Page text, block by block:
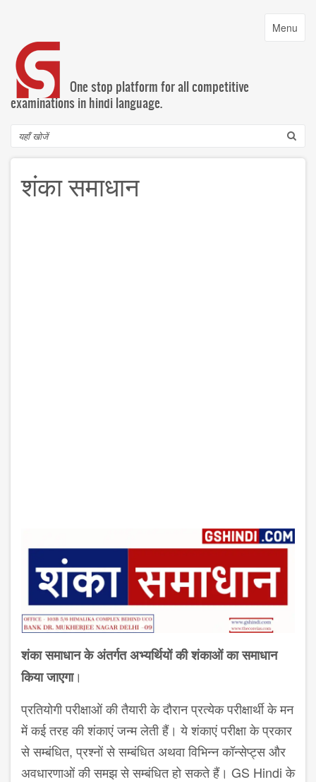
content
Toggle
Menu
One stop platform for all competitive
examinations in hindi language.
Search
शंका समाधान
शंका समाधान के अंतर्गत अभ्यर्थियों की शंकाओं का समाधान
किया जाएगा।
प्रतियोगी परीक्षाओं की तैयारी के दौरान प्रत्येक परीक्षार्थी के मन
में कई तरह की शंकाएं जन्म लेती हैं। ये शंकाएं परीक्षा के प्रकार
से सम्बंधित, प्रश्नों से सम्बंधित अथवा विभिन्न कॉन्सेप्ट्स और
अवधारणाओं की समझ से सम्बंधित हो सकते हैं। GS Hindi के